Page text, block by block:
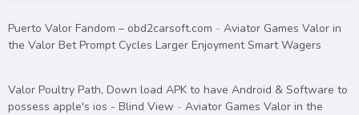
Puerto Valor Fandom – obd2carsoft.com -Aviator Games Valor in
the Valor Bet Prompt Cycles Larger Enjoyment Smart Wagers
Valor Poultry Path, Down load APK to have Android & Software to
possess apple's ios - Blind View -Aviator Games Valor in the